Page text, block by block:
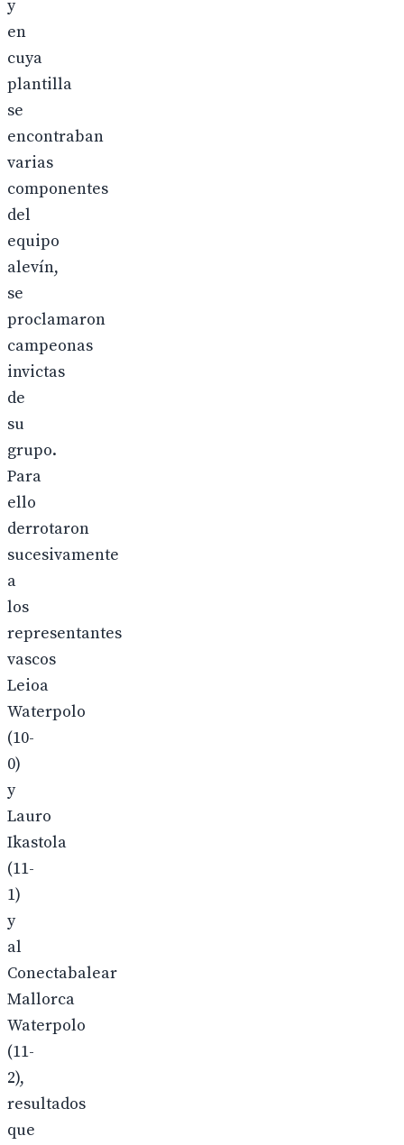
y
en
cuya
plantilla
se
encontraban
varias
componentes
del
equipo
alevín,
se
proclamaron
campeonas
invictas
de
su
grupo.
Para
ello
derrotaron
sucesivamente
a
los
representantes
vascos
Leioa
Waterpolo
(10-
0)
y
Lauro
Ikastola
(11-
1)
y
al
Conectabalear
Mallorca
Waterpolo
(11-
2),
resultados
que